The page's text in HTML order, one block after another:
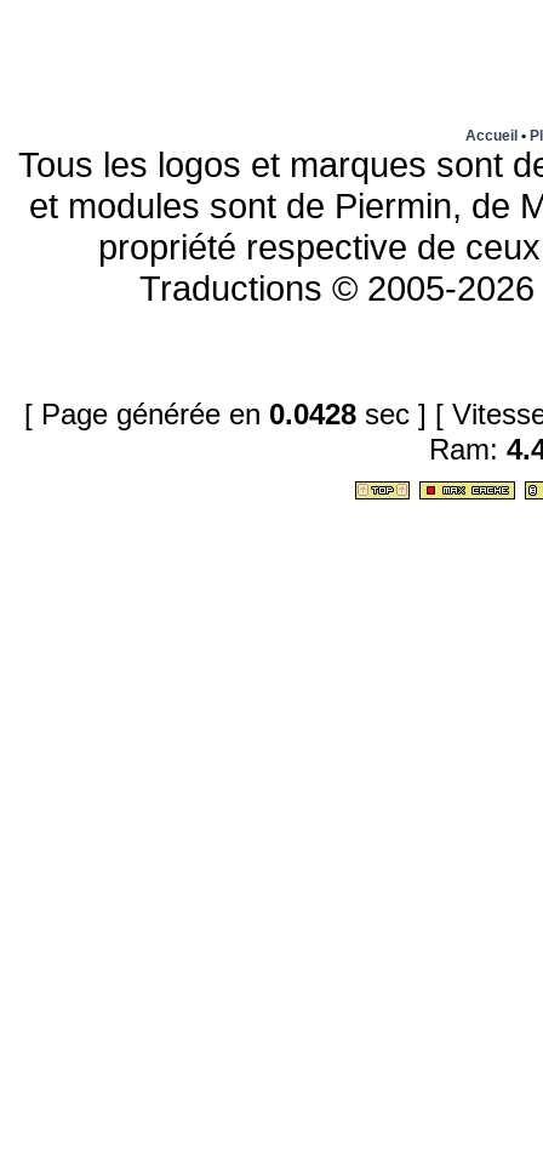
Accueil •
Tous les logos et marques sont
et modules sont de Piermin, de
propriété respective de
Traductions © 2005-
[ Page générée en 0.0428 sec ] [
Ram: